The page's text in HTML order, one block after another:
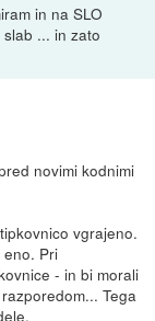
in na SLO
... in zato
novimi kodnimi
vgrajeno.
Pri
- in bi morali
Tega